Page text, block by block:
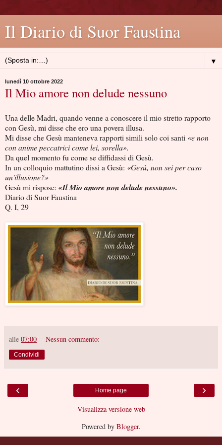
Il Diario di Suor Faustina
▼
lunedì 10 ottobre 2022
Il Mio amore non delude nessuno
Una delle Madri, quando venne a conoscere il mio stretto rapporto
con Gesù, mi disse che ero una povera illusa.
Mi disse che Gesù manteneva rapporti simili solo coi santi «e non
con anime peccatrici come lei, sorella».
Da quel momento fu come se diffidassi di Gesù.
In un colloquio mattutino dissi a Gesù: «Gesù, non sei per caso
un'illusione?»
Gesù mi rispose: «Il Mio amore non delude nessuno».
Diario di Suor Faustina
Q. I, 29
alle 07:00 Nessun commento:
Condividi
‹ ›
Home page
Visualizza versione web
Powered by Blogger.